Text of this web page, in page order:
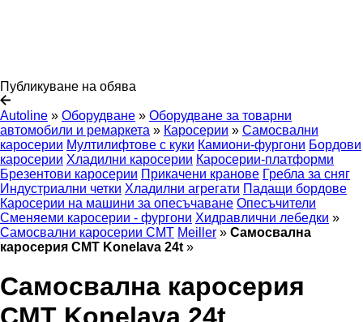
Публикуване на обява
Autoline » Оборудване » Оборудване за товарни
автомобили и ремаркета » Каросерии » Самосвални
каросерии Мултилифтове с куки Камиони-фургони Бордови
каросерии Хладилни каросерии Каросерии-платформи
Брезентови каросерии Прикачени кранове Гребла за сняг
Индустриални четки Хладилни агрегати Падащи бордове
Каросерии на машини за опесъчаване Опесъчители
Сменяеми каросерии - фургони Хидравлични лебедки »
Самосвални каросерии CMT Meiller » Самосвална
каросерия CMT Konelava 24t »
Самосвална каросерия